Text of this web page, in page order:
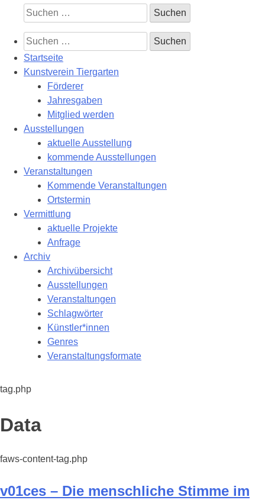
Suchen
nach:
Suchen
nach:
Startseite
Kunstverein Tiergarten
Förderer
Jahresgaben
Mitglied werden
Ausstellungen
aktuelle Ausstellung
kommende Ausstellungen
Veranstaltungen
Kommende Veranstaltungen
Ortstermin
Vermittlung
aktuelle Projekte
Anfrage
Archiv
Archivübersicht
Ausstellungen
Veranstaltungen
Schlagwörter
Künstler*innen
Genres
Veranstaltungsformate
tag.php
Schlagwort:
Data
faws-content-tag.php
v01ces – Die menschliche Stimme im